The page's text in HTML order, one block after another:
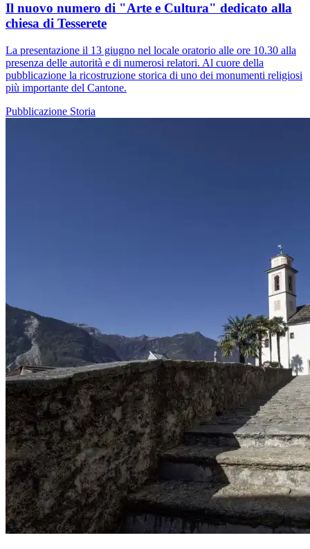
Il nuovo numero di "Arte e Cultura" dedicato alla
chiesa di Tesserete
La presentazione il 13 giugno nel locale oratorio alle ore 10.30 alla
presenza delle autorità e di numerosi relatori. Al cuore della
pubblicazione la ricostruzione storica di uno dei monumenti religiosi
più importante del Cantone.
Pubblicazione Storia